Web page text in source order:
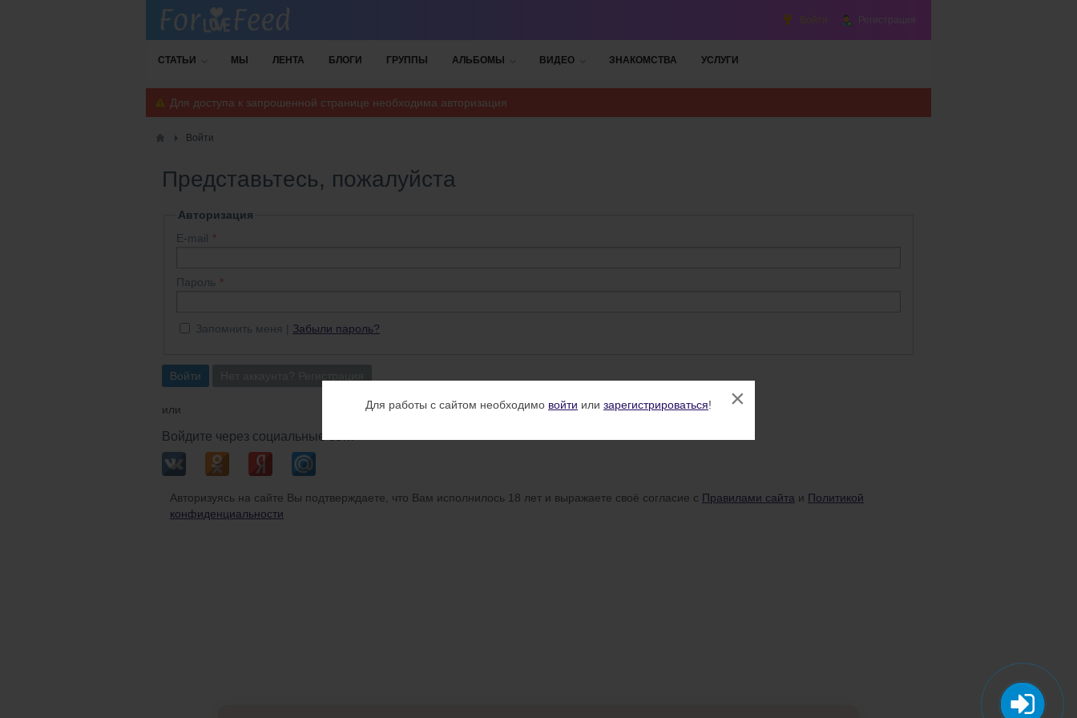
Для работы с сайтом необходимо войти или зарегистрироваться! ×
Войти Регистрация
СТАТЬИ МЫ ЛЕНТА БЛОГИ ГРУППЫ АЛЬБОМЫ ВИДЕО ЗНАКОМСТВА УСЛУГИ
Для доступа к запрошенной странице необходима авторизация
Войти
Представьтесь, пожалуйста
Авторизация
E-mail
Пароль
Запомнить меня Забыли пароль?
Войти
или
Войдите через социальные сети
Авторизуясь на сайте Вы подтверждаете, что Вам исполнилось 18 лет и выражаете своё согласие с Правилами сайта и Политикой
конфиденциальности